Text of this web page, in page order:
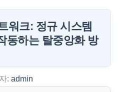
워크: 정규 시스템
동하는 탈중앙화 방
: admin